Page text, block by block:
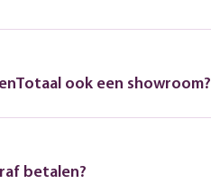
ook een showroom?
betalen?